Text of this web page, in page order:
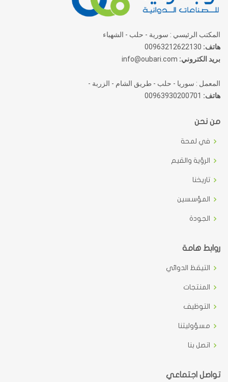
المكتب الرئيسي : سورية - حلب - الشهباء
هاتف:
بريد الكتروني:
المعمل : سوريا - حلب - طريق الشام - الزربة -
هاتف:
من نحن
في لمحة
الرؤية والقيم
تاريخنا
المؤسسين
الجودة
روابط هامة
التيقظ الدوائي
المنتجات
التوظيف
مسؤوليتنا
اتصل بنا
تواصل اجتماعي